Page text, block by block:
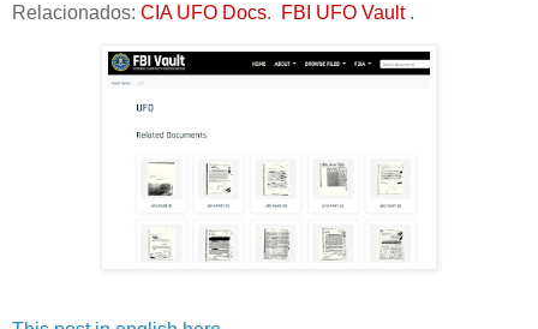
Relacionados: CIA UFO Docs. FBI UFO Vault.